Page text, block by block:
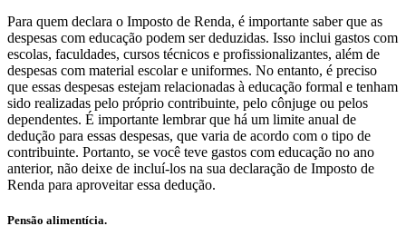
Para quem declara o Imposto de Renda, é importante saber que as
despesas com educação podem ser deduzidas. Isso inclui gastos com
escolas, faculdades, cursos técnicos e profissionalizantes, além de
despesas com material escolar e uniformes. No entanto, é preciso
que essas despesas estejam relacionadas à educação formal e tenham
sido realizadas pelo próprio contribuinte, pelo cônjuge ou pelos
dependentes. É importante lembrar que há um limite anual de
dedução para essas despesas, que varia de acordo com o tipo de
contribuinte. Portanto, se você teve gastos com educação no ano
anterior, não deixe de incluí-los na sua declaração de Imposto de
Renda para aproveitar essa dedução.
Pensão alimentícia.